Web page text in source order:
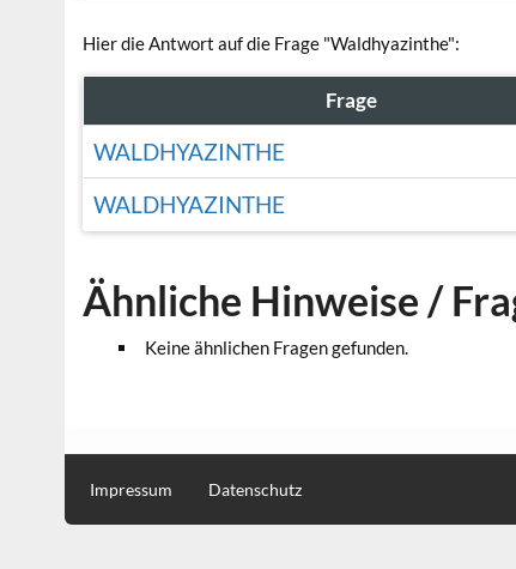
Hier die Antwort auf die Frage "Waldhyazinthe":
Frage
WALDHYAZINTHE
WALDHYAZINTHE
Ähnliche Hinweise /
Keine ähnlichen Fragen gefunden.
Impressum Datenschutz